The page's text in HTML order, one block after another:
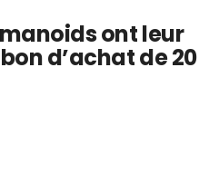
ont leur
d’achat de 20